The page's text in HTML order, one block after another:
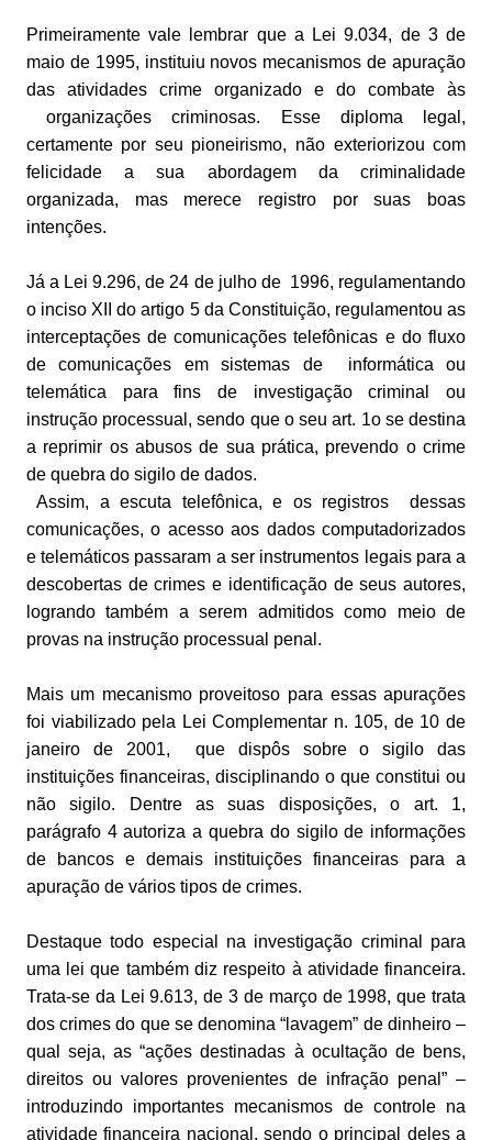
Primeiramente vale lembrar que a Lei 9.034, de 3 de
maio de 1995, instituiu novos mecanismos de apuração
das atividades crime organizado e do combate às
organizações criminosas. Esse diploma legal,
certamente por seu pioneirismo, não exteriorizou com
felicidade a sua abordagem da criminalidade
organizada, mas merece registro por suas boas
intenções.
Já a Lei 9.296, de 24 de julho de 1996, regulamentando
o inciso XII do artigo 5 da Constituição, regulamentou as
interceptações de comunicações telefônicas e do fluxo
de comunicações em sistemas de informática ou
telemática para fins de investigação criminal ou
instrução processual, sendo que o seu art. 1o se destina
a reprimir os abusos de sua prática, prevendo o crime
de quebra do sigilo de dados.
Assim, a escuta telefônica, e os registros dessas
comunicações, o acesso aos dados computadorizados
e telemáticos passaram a ser instrumentos legais para a
descobertas de crimes e identificação de seus autores,
logrando também a serem admitidos como meio de
provas na instrução processual penal.
Mais um mecanismo proveitoso para essas apurações
foi viabilizado pela Lei Complementar n. 105, de 10 de
janeiro de 2001, que dispôs sobre o sigilo das
instituições financeiras, disciplinando o que constitui ou
não sigilo. Dentre as suas disposições, o art. 1,
parágrafo 4 autoriza a quebra do sigilo de informações
de bancos e demais instituições financeiras para a
apuração de vários tipos de crimes.
Destaque todo especial na investigação criminal para
uma lei que também diz respeito à atividade financeira.
Trata-se da Lei 9.613, de 3 de março de 1998, que trata
dos crimes do que se denomina “lavagem” de dinheiro –
qual seja, as “ações destinadas à ocultação de bens,
direitos ou valores provenientes de infração penal” –
introduzindo importantes mecanismos de controle na
atividade financeira nacional, sendo o principal deles a